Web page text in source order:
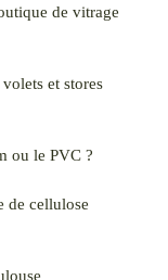
de vitrage
et stores
ou le PVC ?
de cellulose